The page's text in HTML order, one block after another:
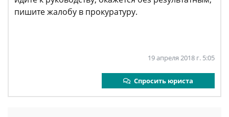
пишите жалобу в прокуратуру.
19 апреля 2018 г. 5:05
Спросить юриста